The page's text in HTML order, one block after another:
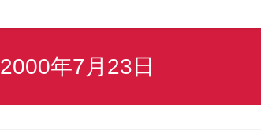
2000年7月23日